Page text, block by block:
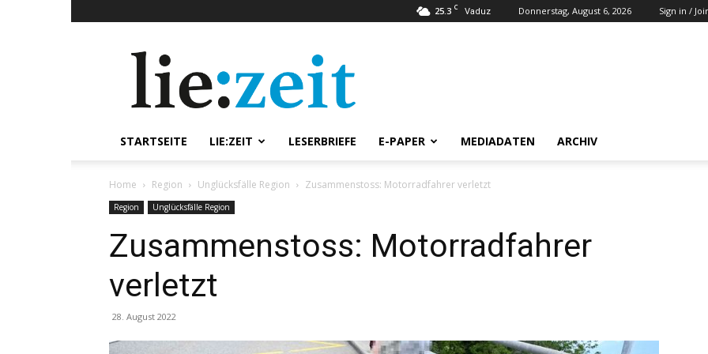
25.3 C Vaduz Donnerstag, August 6, 2026 Sign in /
STARTSEITE LIE:ZEIT LESERBRIEFE E-PAPER MEDIADATEN ARCHIV
Home Region Unglücksfälle Region Zusammenstoss: Motorradfahrer verletzt
Region Unglücksfälle Region
Zusammenstoss: Motorradfahrer
verletzt
28. August 2022